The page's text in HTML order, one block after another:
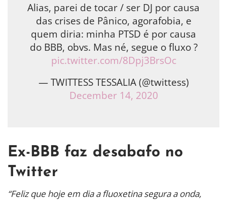
Alias, parei de tocar / ser DJ por causa
das crises de Pânico, agorafobia, e
quem diria: minha PTSD é por causa
do BBB, obvs. Mas né, segue o fluxo ?
pic.twitter.com/8Dpj3BrsOc
— TWITTESS TESSALIA (@twittess)
December 14, 2020
Ex-BBB faz desabafo no
Twitter
“Feliz que hoje em dia a fluoxetina segura a onda,